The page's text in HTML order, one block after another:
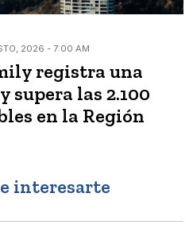
2026 - 7:00 AM
registra una
supera las 2.100
en la Región
interesarte